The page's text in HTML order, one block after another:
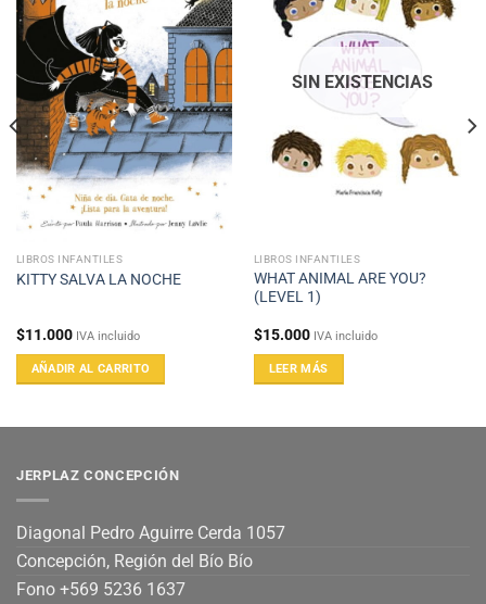
LIBROS INFANTILES
KITTY SALVA LA NOCHE
$11.000 IVA incluido
AÑADIR AL CARRITO
SIN EXISTENCIAS
LIBROS INFANTILES
WHAT ANIMAL ARE YOU?
(LEVEL 1)
$15.000 IVA incluido
LEER MÁS
JERPLAZ CONCEPCIÓN
Diagonal Pedro Aguirre Cerda 1057
Concepción, Región del Bío Bío
Fono +569 5236 1637